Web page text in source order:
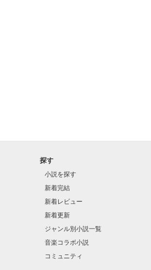
探す
小説を探す
新着完結
新着レビュー
新着更新
ジャンル別小説一覧
音楽コラボ小説
コミュニティ